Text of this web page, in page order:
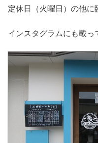
定休日（火曜日）の他に
インスタグラムにも載